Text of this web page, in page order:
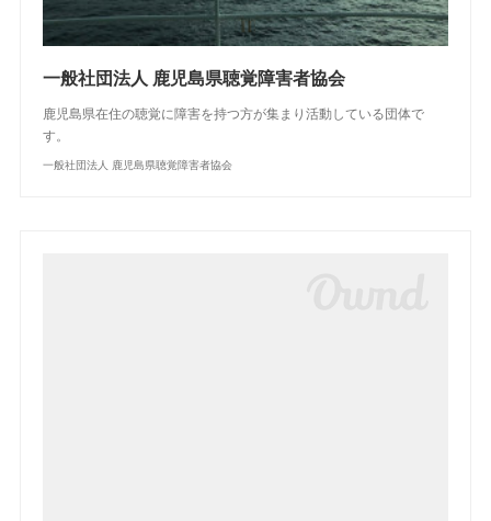
一般社団法人 鹿児島県聴覚障害者協会
鹿児島県在住の聴覚に障害を持つ方が集まり活動している団体で
す。
一般社団法人 鹿児島県聴覚障害者協会